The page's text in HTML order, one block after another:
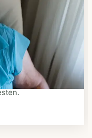
Ihres Anbieters
Sie telefonisch,
Anbieters.
Essen zum
Bei vielen
auch